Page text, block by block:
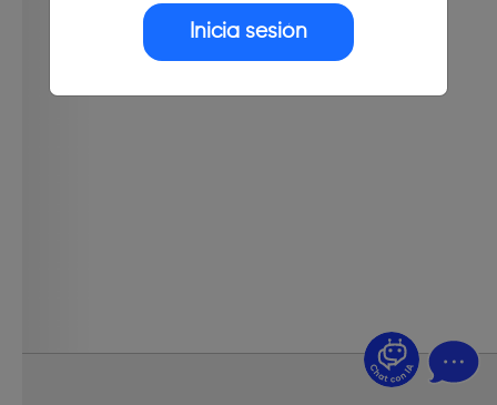
Inicia sesión